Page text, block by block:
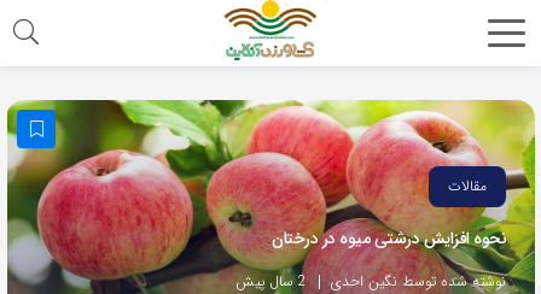
مقالات
نحوه افزایش درشتی میوه در درختان
نوشته شده توسط نگین احدی 2 سال پیش